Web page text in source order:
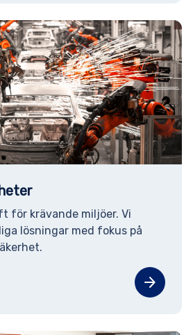
för krävande miljöer. Vi
lösningar med fokus på
arrow_forward